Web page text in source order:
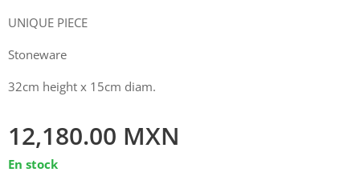
UNIQUE PIECE
Stoneware
32cm height x 15cm diam.
12,180.00 MXN
En stock